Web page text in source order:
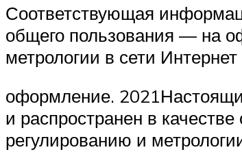
Соответствующая
общего пользования — на
метрологии в сети
оформление.
и распространен в
регулированию и